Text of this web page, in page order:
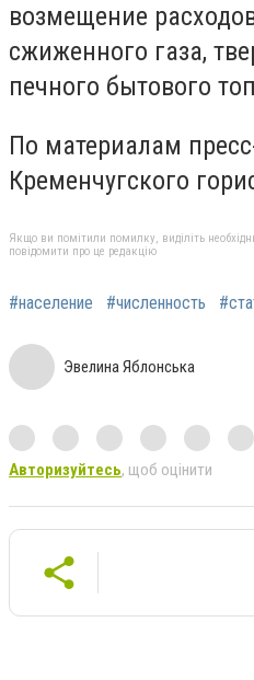
возмещение
сжиженного газа,
печного бытового
По материалам
Кременчугского
Якщо ви помітили помилку, виділіть
повідомити про це редакцію
#население #численность
Эвелина Яблонська
Авторизуйтесь, щоб оцінити